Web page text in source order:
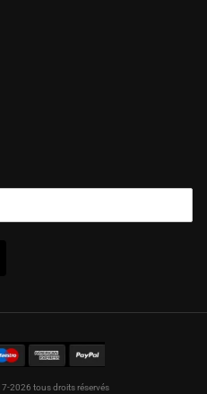
2026 tous droits réservés